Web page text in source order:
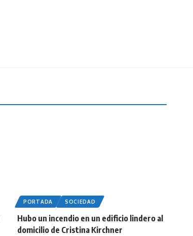
PORTADA SOCIEDAD
Hubo un incendio en un edificio lindero al
domicilio de Cristina Kirchner